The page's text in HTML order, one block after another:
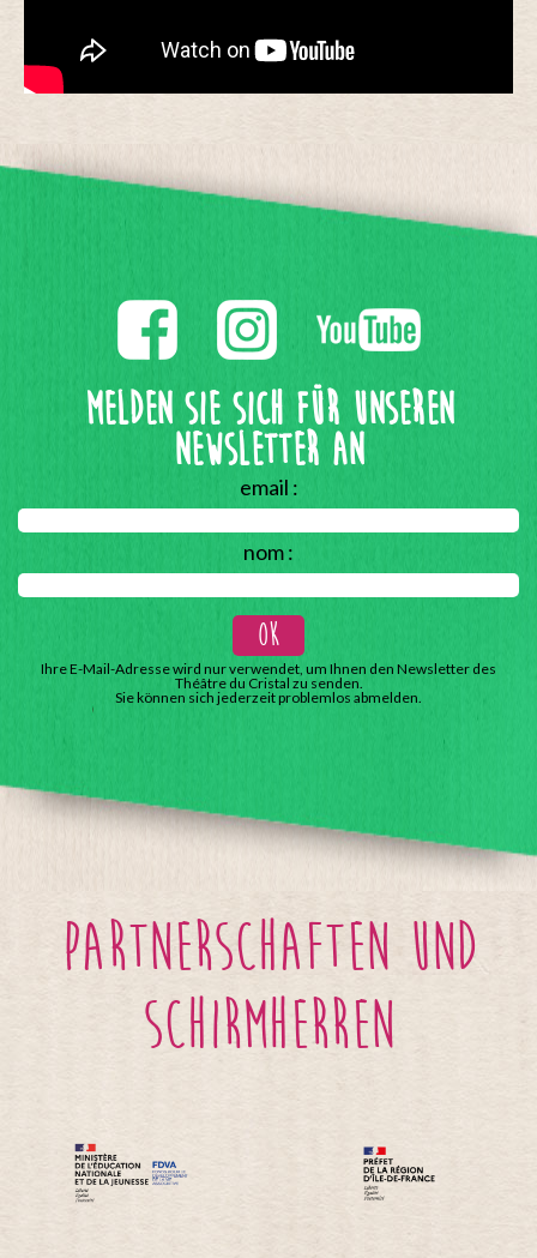
Melden Sie sich für unseren
Newsletter an
email :
nom :
Ihre E-Mail-Adresse wird nur verwendet, um Ihnen den Newsletter des
Théâtre du Cristal zu senden.
Sie können sich jederzeit problemlos abmelden.
Partnerschaften und
Schirmherren